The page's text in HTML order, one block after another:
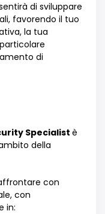
à di sviluppare
favorendo il tuo
la tua
di
Specialist è
della
con
con
in: